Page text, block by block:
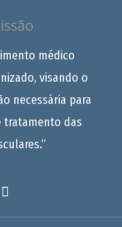
médico
visando o
necessária para
tratamento das